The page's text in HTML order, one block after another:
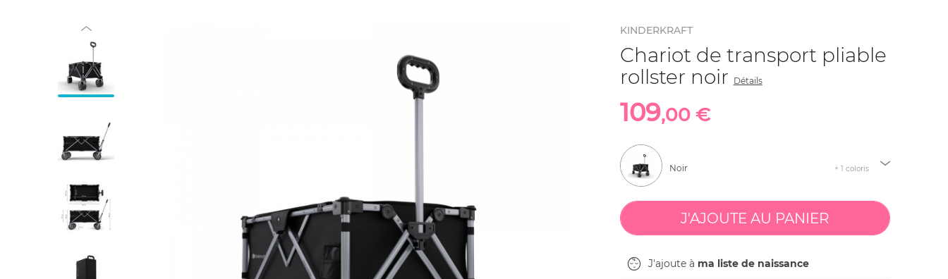
KINDERKRAFT
Chariot de transport pliable
rollster noir Détails
109,00 €
Noir + 1 coloris
J'ajoute à ma liste de naissance